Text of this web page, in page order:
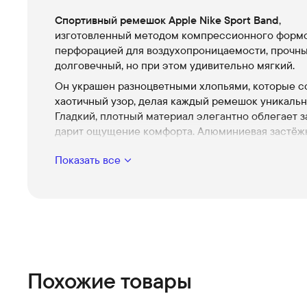
Спортивный ремешок Apple Nike Sport Band,
изготовленный методом компрессионного
перфорацией для воздухопроницаемости,
долговечный, но при этом удивительно мягкий.
Он украшен разноцветными хлопьями, которые
хаотичный узор, делая каждый ремешок
Гладкий, плотный материал элегантно облегает
дарит ощущение комфорта. Алюминиевая
Swoosh придаёт браслету свежий матовый
Показать все
Похожие товары